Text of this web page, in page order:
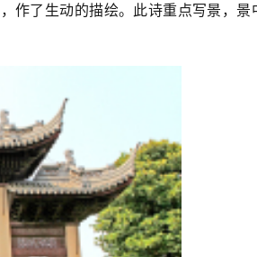
作了生动的描绘。此诗重点写景，景